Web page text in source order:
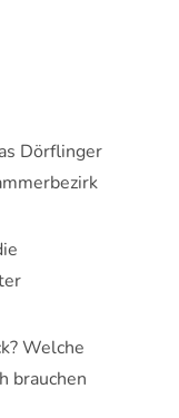
Dörflinger
Welche
brauchen